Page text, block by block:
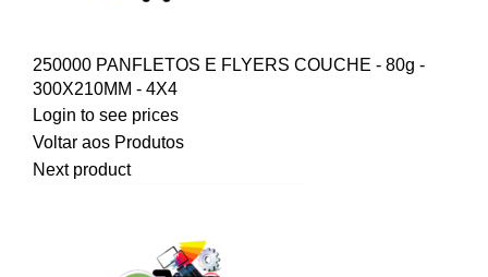
250000 PANFLETOS E FLYERS COUCHE - 80g -
300X210MM - 4X4
Login to see prices
Voltar aos Produtos
Next product